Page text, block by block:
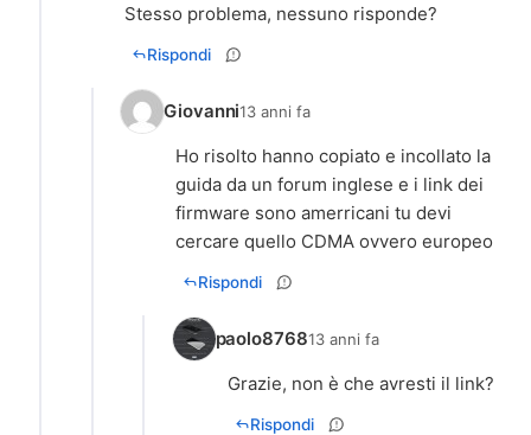
Stesso problema, nessuno risponde?
Rispondi
Giovanni13 anni fa
Ho risolto hanno copiato e incollato la
guida da un forum inglese e i link dei
firmware sono amerricani tu devi
cercare quello CDMA ovvero europeo
Rispondi
paolo876813 anni fa
Grazie, non è che avresti il link?
Rispondi